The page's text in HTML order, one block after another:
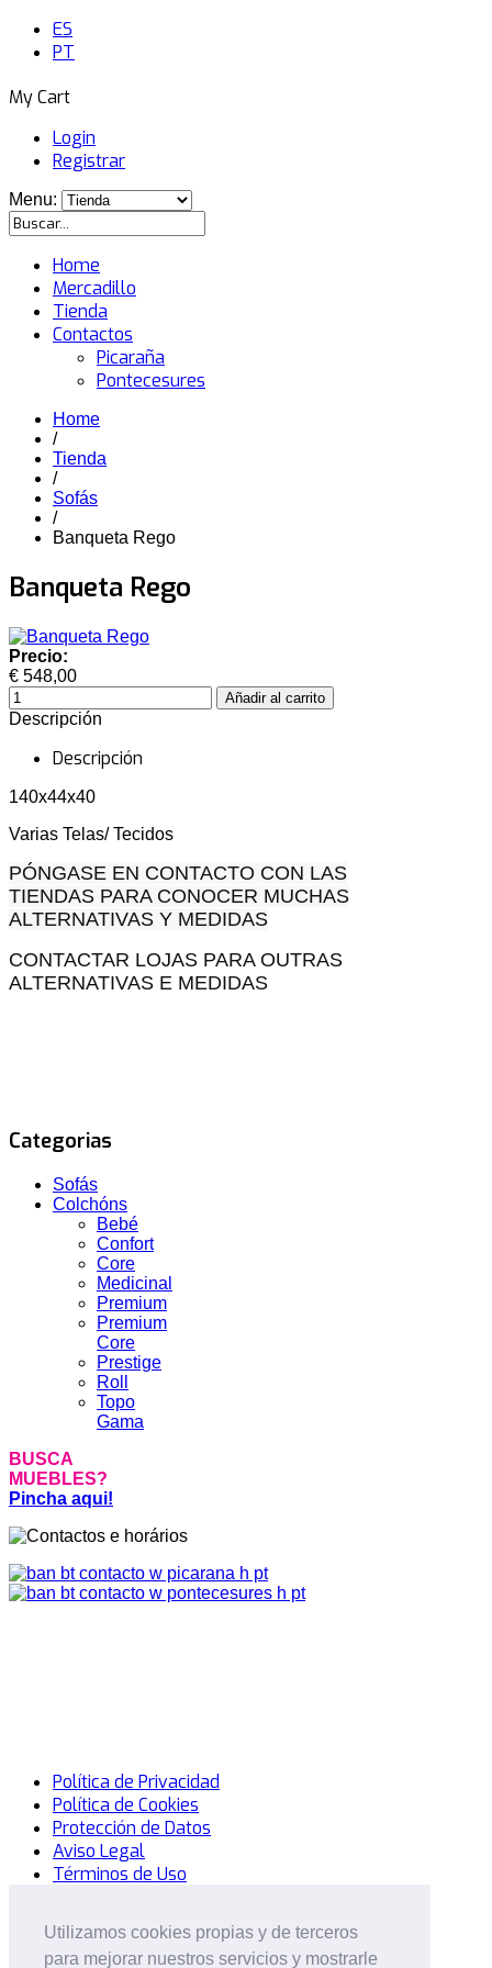
Utilizamos cookies propias y de terceros
para mejorar nuestros servicios y mostrarle
Utilizamos cookies propias y de terceros
para mejorar nuestros servicios y mostrarle
ES
PT
My Cart
Login
Registrar
Menu:
Home
Mercadillo
Tienda
Contactos
Picaraña
Pontecesures
Home
/
Tienda
/
Sofás
/
Banqueta Rego
Banqueta Rego
Precio:
€ 548,00
Descripción
Descripción
140x44x40
Varias Telas/ Tecidos
PÓNGASE EN CONTACTO CON LAS
TIENDAS PARA CONOCER MUCHAS
ALTERNATIVAS Y MEDIDAS
CONTACTAR LOJAS PARA OUTRAS
ALTERNATIVAS E MEDIDAS
Categorias
Sofás
Colchóns
Bebé
Confort
Core
Medicinal
Premium
Premium
Core
Prestige
Roll
Topo
Gama
BUSCA
MUEBLES?
Pincha aqui!
Política de Privacidad
Política de Cookies
Protección de Datos
Aviso Legal
Términos de Uso
Reservados.Desarrollo: MatrizActiva